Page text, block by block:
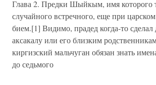
Глава 2. Предки Шыйкым, имя которого
случайного встречного, еще при
бием.[1] Видимо, прадед когда-то сделал
аксакалу или его близким
киргизский мальчуган обязан знать
до седьмого